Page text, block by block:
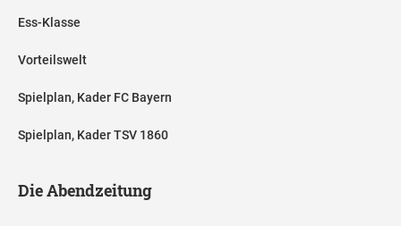
Ess-Klasse
Vorteilswelt
Spielplan, Kader FC Bayern
Spielplan, Kader TSV 1860
Die Abendzeitung